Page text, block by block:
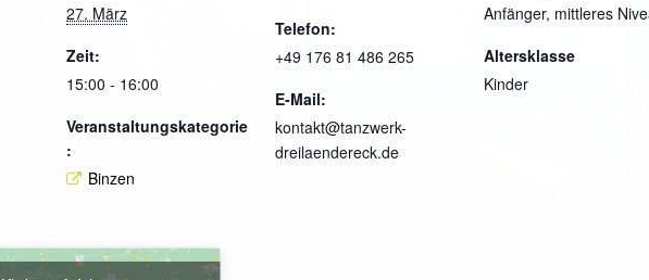
27. März
Zeit:
15:00 - 16:00
Veranstaltungskategorie
:
Binzen
Telefon:
+49 176 81 486 265
E-Mail:
kontakt@tanzwerk-
dreilaendereck.de
Anfänger, mittleres
Altersklasse
Kinder